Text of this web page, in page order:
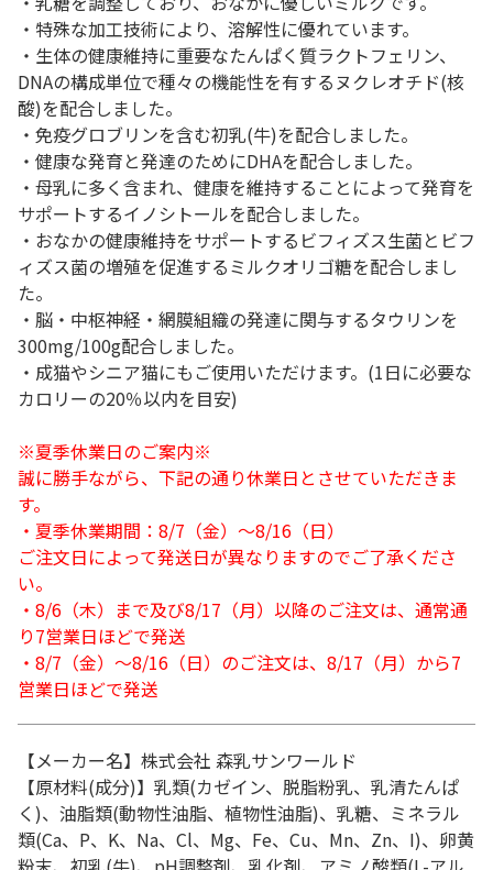
・特殊な加工技術により、溶解性に優れています。
・生体の健康維持に重要なたんぱく質ラクトフェリン、
DNAの構成単位で種々の機能性を有するヌクレオチド(核
酸)を配合しました。
・免疫グロブリンを含む初乳(牛)を配合しました。
・健康な発育と発達のためにDHAを配合しました。
・母乳に多く含まれ、健康を維持することによって発育を
サポートするイノシトールを配合しました。
・おなかの健康維持をサポートするビフィズス生菌とビフ
ィズス菌の増殖を促進するミルクオリゴ糖を配合しまし
た。
・脳・中枢神経・網膜組織の発達に関与するタウリンを
300mg/100g配合しました。
・成猫やシニア猫にもご使用いただけます。(1日に必要な
カロリーの20％以内を目安)
※夏季休業日のご案内※
誠に勝手ながら、下記の通り休業日とさせていただきま
す。
・夏季休業期間：8/7（金）～8/16（日）
ご注文日によって発送日が異なりますのでご了承くださ
い。
・8/6（木）まで及び8/17（月）以降のご注文は、通常通
り7営業日ほどで発送
・8/7（金）～8/16（日）のご注文は、8/17（月）から7
営業日ほどで発送
【メーカー名】株式会社 森乳サンワールド
【原材料(成分)】乳類(カゼイン、脱脂粉乳、乳清たんぱ
く)、油脂類(動物性油脂、植物性油脂)、乳糖、ミネラル
類(Ca、P、K、Na、Cl、Mg、Fe、Cu、Mn、Zn、I)、卵黄